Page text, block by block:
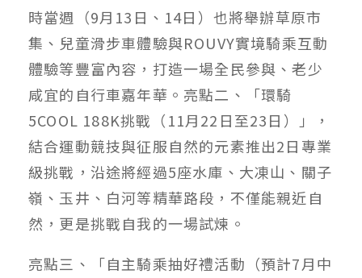
時當週（9月13日、14日）也將舉辦草原市
集、兒童滑步車體驗與ROUVY實境騎乘互動
體驗等豐富內容，打造一場全民參與、老少
咸宜的自行車嘉年華。亮點二、「環騎
5COOL 188K挑戰（11月22日至23日）」，
結合運動競技與征服自然的元素推出2日專業
級挑戰，沿途將經過5座水庫、大凍山、關子
嶺、玉井、白河等精華路段，不僅能親近自
然，更是挑戰自我的一場試煉。
亮點三、「自主騎乘抽好禮活動（預計7月中